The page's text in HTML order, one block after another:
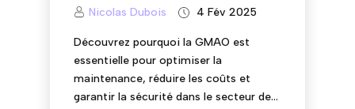
Nicolas Dubois 4 Fév 2025
Découvrez pourquoi la GMAO est
essentielle pour optimiser la
maintenance, réduire les coûts et
garantir la sécurité dans le secteur de...